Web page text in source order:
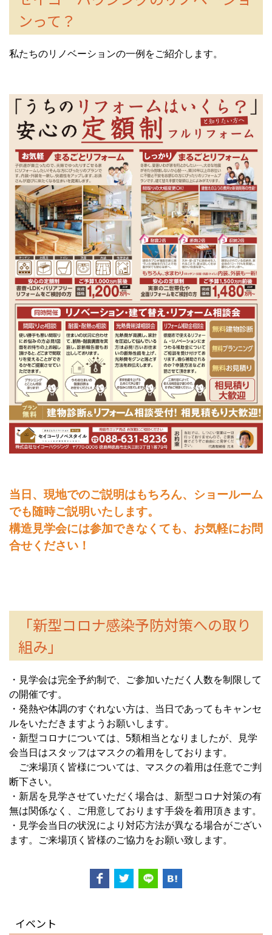
ンって？
私たちのリノベーションの一例をご紹介します。
当日、現地でのご説明はもちろん、ショールーム
でも随時ご説明いたします。
構造見学会には参加できなくても、お気軽にお問
合せください！
「新型コロナ感染予防対策への取り
組み」
・見学会は完全予約制で、
ご参加いただく人数を制限して
の開催です。
・発熱や体調のすぐれない方は、 当日であってもキャンセ
ルをいただきますようお願いします。
・新型コロナについては、5類相当となりましたが、
見学
会当日はスタッフはマスクの着用をしております。
ご来場頂く皆様については、マスクの着用は任意でご判
断下さい。
・新居を見学させていただく場合は、 新型コロナ対策の有
無は関係なく、
ご用意しております手袋を着用頂きます。
・見学会当日の状況により対応方法が異なる場合がござい
ます。
ご来場頂く皆様のご協力をお願い致します。
イベント